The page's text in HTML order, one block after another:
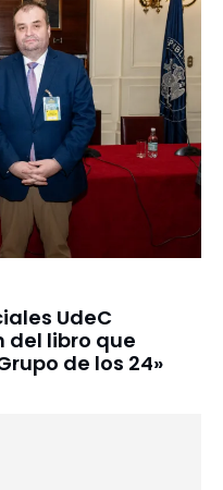
UdeC
del libro que
de los 24»